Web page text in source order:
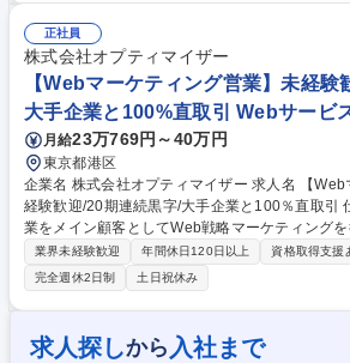
の製品やサービスについて情報を提供します。
顧客との商談のアポイントメントを設定します。
談の機会を営業チームに引き継ぎ、受注に向けてサポ
種 【東京/営業・インサイドセールス】第二新
る環境
正社員
株式会社オプティマイザー
【Webマーケティング営業】未経験
大手企業と100%直取引 Webサービ
月給23万769円～40万円
東京都港区
企業名 株式会社オプティマイザー 求人名 【Webマーケティング営業】未
経験歓迎/20期連続黒字/大手企業と100％直取引 仕事の内容 各業界大手企
業をメイン顧客としてWeb戦略マーケティング
ばしたい、デジタル広告の費用対効果を上げたい
ら実行まで一気通貫で行います。 【業務詳細】■課題・広告予算をヒアリ
ング ■企画立案・プレゼン ■プランニング ■実施
ック ※ほぼ100％直取引 【1日の流れ】■顧客と
作りや資料作成■定例のMTG/週1回■案件ごとの
つでも先輩が対応してくれます！) 募集職種 【Webマーケティング営業】
業界未経験歓迎 年間休日120日以上 資格取得支援
完全週休2日制
土日祝休み
求人探しから 入社まで